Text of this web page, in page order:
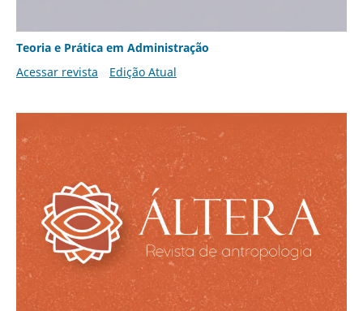
Teoria e Prática em Administração
Acessar revista
Edição Atual